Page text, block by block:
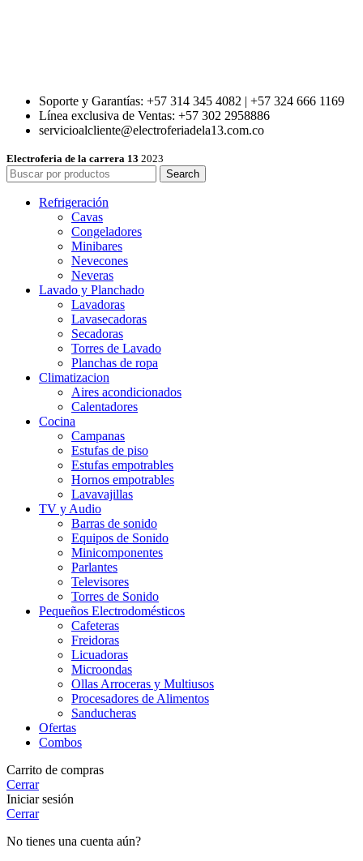
Soporte y Garantías: +57 314 345 4082 | +57 324 666 1169
Línea exclusiva de Ventas: +57 302 2958886
servicioalcliente@electroferiadela13.com.co
Electroferia de la carrera 13 2023
Search
Refrigeración
Cavas
Congeladores
Minibares
Nevecones
Neveras
Lavado y Planchado
Lavadoras
Lavasecadoras
Secadoras
Torres de Lavado
Planchas de ropa
Climatizacion
Aires acondicionados
Calentadores
Cocina
Campanas
Estufas de piso
Estufas empotrables
Hornos empotrables
Lavavajillas
TV y Audio
Barras de sonido
Equipos de Sonido
Minicomponentes
Parlantes
Televisores
Torres de Sonido
Pequeños Electrodomésticos
Cafeteras
Freidoras
Licuadoras
Microondas
Ollas Arroceras y Multiusos
Procesadores de Alimentos
Sanducheras
Ofertas
Combos
Carrito de compras
Cerrar
Iniciar sesión
Cerrar
No tienes una cuenta aún?